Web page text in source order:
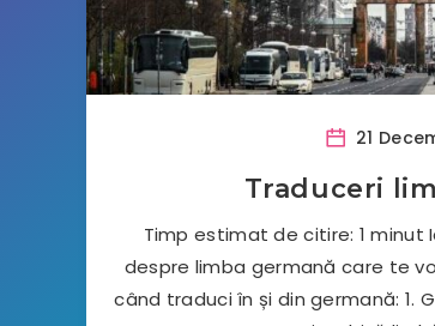
21
Traduceri
Timp estimat de citire: 1
despre limba germană care te
când traduci în și din germană: 1.